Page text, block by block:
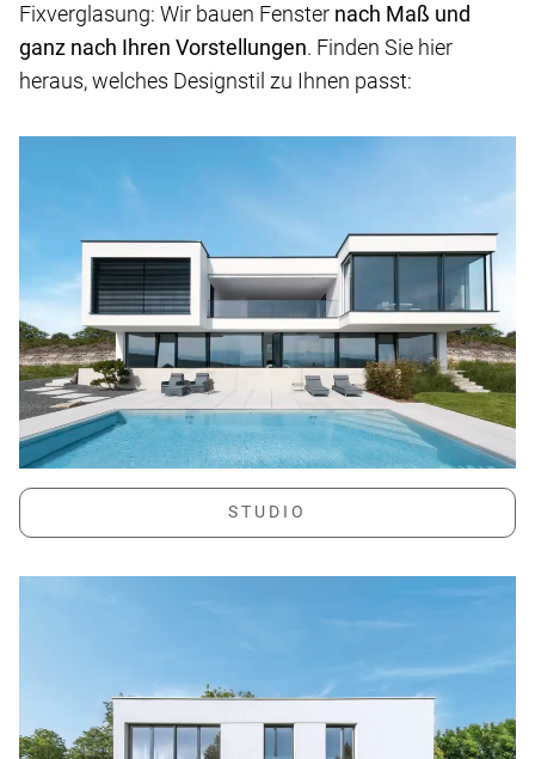
Fixverglasung: Wir bauen Fenster nach Maß und
ganz nach Ihren Vorstellungen. Finden Sie hier
heraus, welches Designstil zu Ihnen passt: